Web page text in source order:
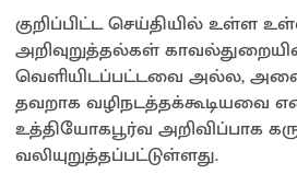
குறிப்பிட்ட செய்தியில் உள்ள
அறிவுறுத்தல்கள்
வெளியிடப்பட்டவை அல்ல,
தவறாக வழிநடத்தக்கூடியவை
உத்தியோகபூர்வ அறிவிப்பாக
வலியுறுத்தப்பட்டுள்ளது.